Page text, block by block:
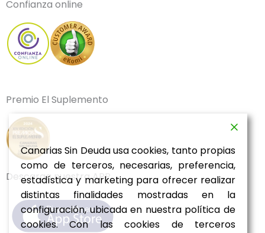
b
o
k
a
g
r
a
m
e
Confianza online
Premio El Suplemento
Descarga nuestra APP
Canarias Sin Deuda usa cookies, tanto propias
como de terceros, necesarias, preferencia,
estadística y marketing para ofrecer realizar
distintas finalidades mostradas en la
configuración, ubicada en nuestra política de
cookies. Con las cookies de terceros